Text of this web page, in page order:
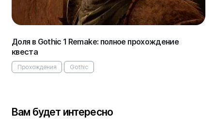
Доля в Gothic 1 Remake: полное прохождение
квеста
Прохождения Gothic
Вам будет интересно